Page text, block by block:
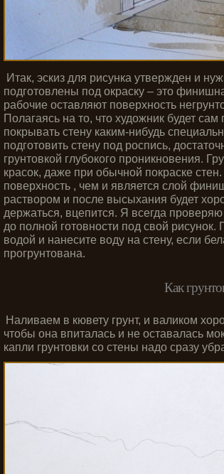
Итак, эскиз для рисунка утвержден и
подготовлены под окраску – это
рабочие оставляют поверхность
Полагаясь на то, что художник будет
покрывать стену каким-нибудь
подготовить стену под роспись,
грунтовкой глубокого проникновения.
красок, даже при обычной покраске
поверхность , чем и является слой
раствором и после высыхания будет
держаться, вцепится. Я всегда
до полной готовности под свой рисунок.
водой и нанесите воду на стену, если
прогрунтована.
Как
Наливаем в кювету грунт, и валиком
чтобы она впиталась и не оставалась
капли грунтовки со стены надо сразу